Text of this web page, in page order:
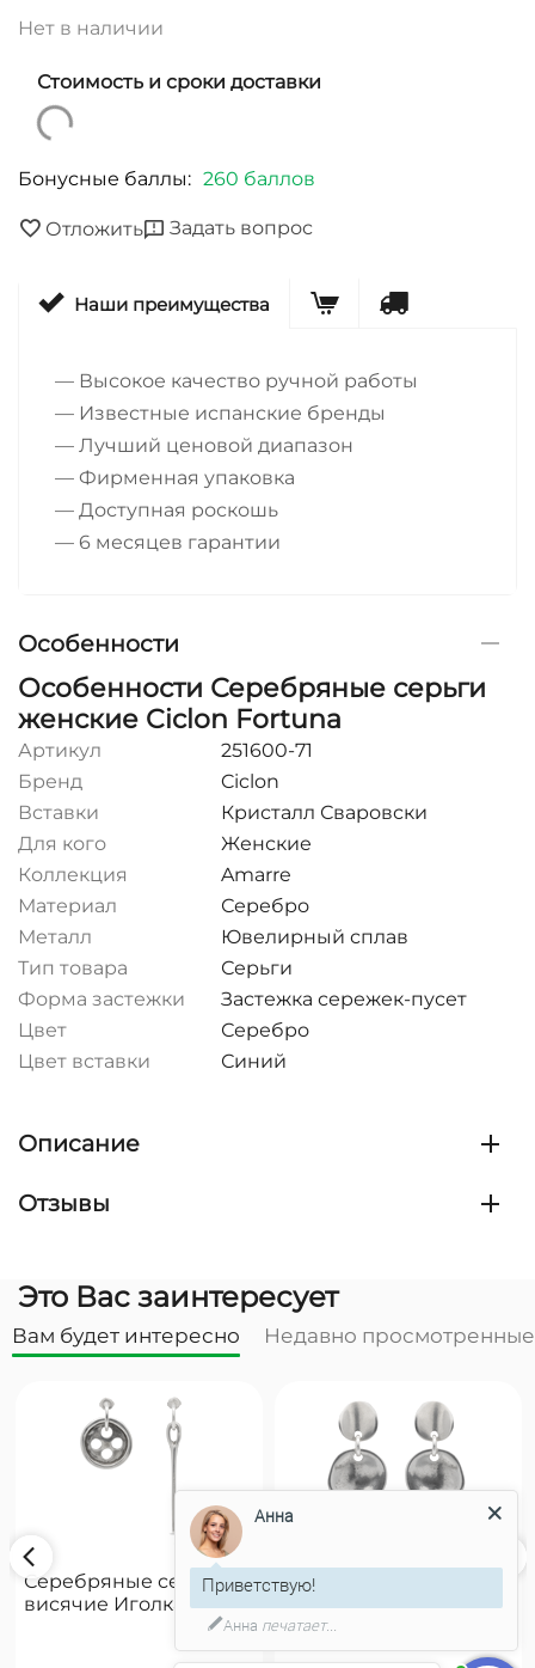
Нет в наличии
Стоимость и сроки доставки
Бонусные баллы: 260 баллов
Отложить Задать вопрос
Наши преимущества
— Высокое качество ручной работы
— Известные испанские бренды
— Лучший ценовой диапазон
— Фирменная упаковка
— Доступная роскошь
— 6 месяцев гарантии
Особенности
Особенности Серебряные серьги
женские Ciclon Fortuna
Артикул
251600-71
Бренд
Ciclon
Вставки
Кристалл Сваровски
Для кого
Женские
Коллекция
Amarre
Материал
Серебро
Металл
Ювелирный сплав
Тип товара
Серьги
Форма застежки
Застежка сережек-пусет
Цвет
Серебро
Цвет вставки
Синий
Описание
Отзывы
Это Вас заинтересует
Вам будет интересно Недавно просмотренные
Серебряные серьги
висячие Иголка с
пуговицей UNOde50
Needle and button
Серебряные серьги
висячие Чешуйки
UNOde50 Scales
Анна
Приветствую!
Анна печатает...